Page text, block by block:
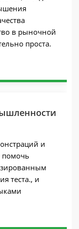
в рыночной
проста.
и
помочь
теста., и